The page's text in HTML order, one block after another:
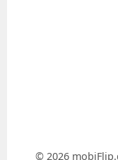
© 2026